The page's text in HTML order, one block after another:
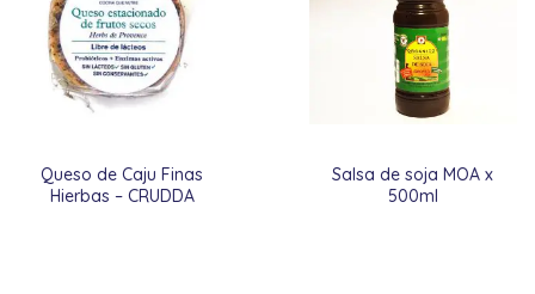
Queso de Caju Finas
Hierbas – CRUDDA
Salsa de soja MOA x
500ml